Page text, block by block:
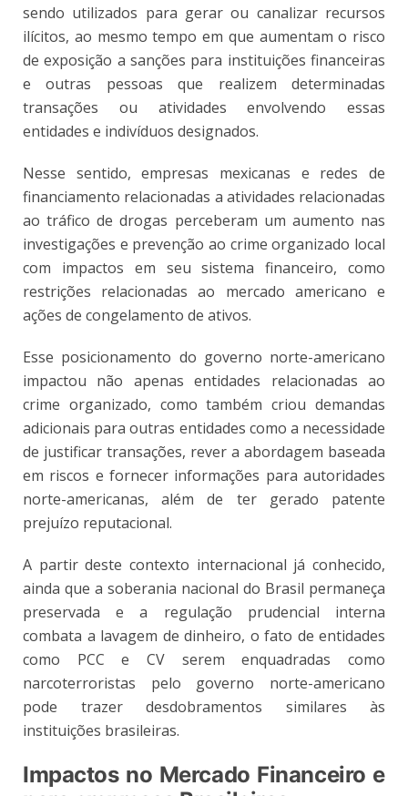
sendo utilizados para gerar ou canalizar recursos
ilícitos, ao mesmo tempo em que aumentam o risco
de exposição a sanções para instituições financeiras
e outras pessoas que realizem determinadas
transações ou atividades envolvendo essas
entidades e indivíduos designados.
Nesse sentido, empresas mexicanas e redes de
financiamento relacionadas a atividades relacionadas
ao tráfico de drogas perceberam um aumento nas
investigações e prevenção ao crime organizado local
com impactos em seu sistema financeiro, como
restrições relacionadas ao mercado americano e
ações de congelamento de ativos.
Esse posicionamento do governo norte-americano
impactou não apenas entidades relacionadas ao
crime organizado, como também criou demandas
adicionais para outras entidades como a necessidade
de justificar transações, rever a abordagem baseada
em riscos e fornecer informações para autoridades
norte-americanas, além de ter gerado patente
prejuízo reputacional.
A partir deste contexto internacional já conhecido,
ainda que a soberania nacional do Brasil permaneça
preservada e a regulação prudencial interna
combata a lavagem de dinheiro, o fato de entidades
como PCC e CV serem enquadradas como
narcoterroristas pelo governo norte-americano
pode trazer desdobramentos similares às
instituições brasileiras.
Impactos no Mercado Financeiro e